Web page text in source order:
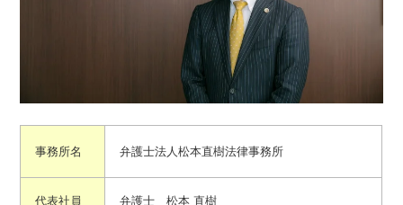
事務所名 弁護士法人松本直樹法律事務所
代表社員 弁護士 松本 直樹